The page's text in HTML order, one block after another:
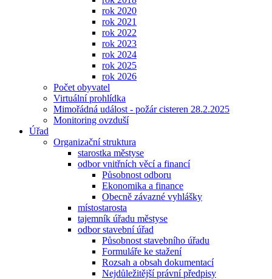
rok 2020
rok 2021
rok 2022
rok 2023
rok 2024
rok 2025
rok 2026
Počet obyvatel
Virtuální prohlídka
Mimořádná událost - požár cisteren 28.2.2025
Monitoring ovzduší
Úřad
Organizační struktura
starostka městyse
odbor vnitřních věcí a financí
Působnost odboru
Ekonomika a finance
Obecně závazné vyhlášky
místostarosta
tajemník úřadu městyse
odbor stavební úřad
Působnost stavebního úřadu
Formuláře ke stažení
Rozsah a obsah dokumentací
Nejdůležitější právní předpisy